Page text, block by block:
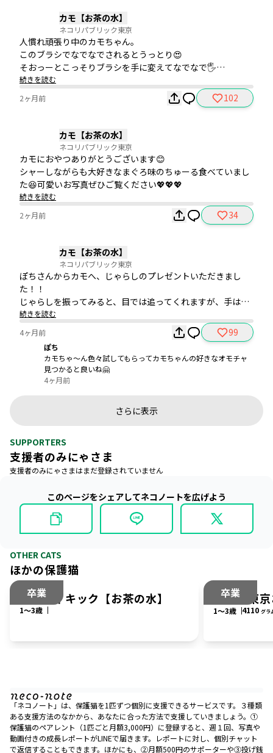
カモ【お茶の水】
ネコリパブリック東京
人慣れ頑張り中のカモちゃん。
このブラシでなでなでされるとうっとり😍
そおっーとこっそりブラシを手に変えてなでなで🖐️
カモちゃんの毛並み、柔らかくでツヤツヤです💖
撫で終わった後「ブラシで撫でたんだよね？手で撫でてない
よね？」とちょっと疑り深いカモちゃんです😅
続きを読む
2ヶ月前
102
カモ【お茶の水】
ネコリパブリック東京
カモにおやつありがとうございます😊
シャーしながらも大好きなまぐろ味のちゅーる食べていまし
た😆可愛いお写真ぜひご覧ください💖💖💖
続きを読む
2ヶ月前
34
カモ【お茶の水】
ネコリパブリック東京
ぽちさんからカモへ、じゃらしのプレゼントいただきまし
た！！
じゃらしを振ってみると、目では追ってくれますが、手は出
さず…😓
どんなおもちゃが好きなのか、色々試してみたいと思いま
す！
続きを読む
4ヶ月前
99
ぽち
カモちゃ〜ん色々試してもらってカモちゃんの好きなオモチャ
見つかると良いね🤗
4ヶ月前
さらに表示
SUPPORTERS
支援者のみにゃさま
支援者のみにゃさまはまだ登録されていません
このページをシェアしてネコノートを広げよう
OTHER CATS
ほかの保護猫
卒業
マイティキック【お茶の水】
1〜3歳
卒業
ピー【東
1〜3歳 4110 グラ
「ネコノート」は、保護猫を1匹ずつ個別に支援できるサービスです。３種類
ある支援方法のなかから、あなたに合った方法で支援していきましょう。①
保護猫のペアレント（1匹ごと月額3,000円）に登録すると、週１回、写真や
動画付きの成長レポートがLINEで届きます。レポートに対し、個別チャット
で返信することもできます。ほかにも、②月額500円のサポーターや③投げ銭